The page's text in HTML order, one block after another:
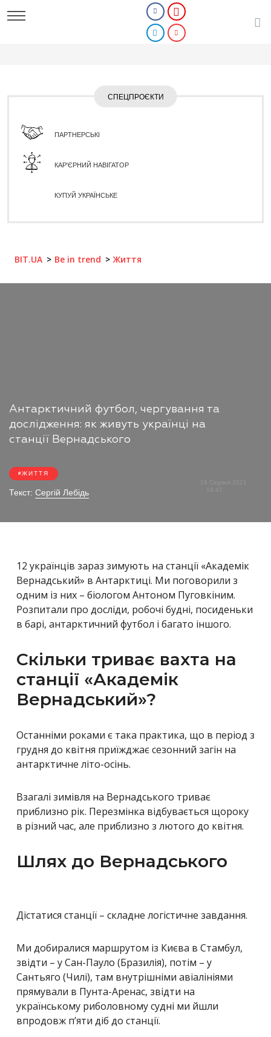
СПЕЦПРОЄКТИ
ПАРТНЕРСЬКІ
КАР'ЄРНИЙ НАВІГАТОР
КУПУЙ УКРАЇНСЬКЕ
BIT.UA Be in trend Життя
Антарктичний футбол, чергування та
дослідження: як живуть українці на
станції Вернадського
ЖИТТЯ
Текст: Сергій Лебідь
19 Серпня 2021
19:47
12 українців зараз зимують на станції «Академік
Вернадський» в Антарктиці. Ми поговорили з
одним із них – біологом Антоном Пуговкіним.
Розпитали про досліди, робочі будні, посиденьки
в барі, антарктичний футбол і багато іншого.
Скільки триває вахта на
станції «Академік
Вернадський»?
Останніми роками є така практика, що в період з
грудня до квітня приїжджає сезонний загін на
антарктичне літо-осінь.
Взагалі зимівля на Вернадського триває
приблизно рік. Перезмінка відбувається щороку
в різний час, але приблизно з лютого до квітня.
Шлях до Вернадського
Дістатися станції – складне логістичне завдання.
Ми добиралися маршрутом із Києва в Стамбул,
звідти – у Сан-Пауло (Бразилія), потім – у
Сантьяго (Чилі), там внутрішніми авіалініями
прямували в Пунта-Аренас, звідти на
українському риболовному судні ми йшли
впродовж п’яти діб до станції.